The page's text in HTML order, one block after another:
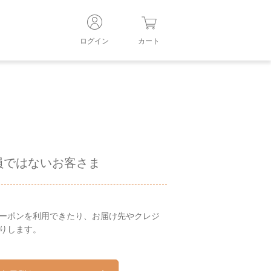
ログイン カート
ではないお客さま
ポンを利用できたり、お届け先やクレジ
します。